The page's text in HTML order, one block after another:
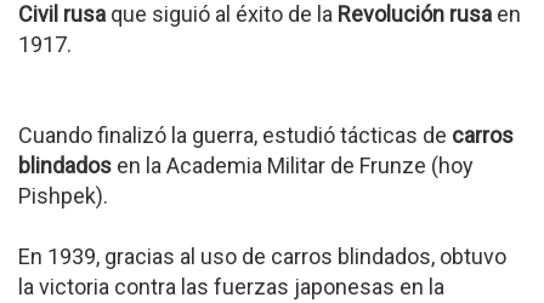
Civil rusa que siguió al éxito de la Revolución rusa en
1917.
Cuando finalizó la guerra, estudió tácticas de carros
blindados en la Academia Militar de Frunze (hoy
Pishpek).
En 1939, gracias al uso de carros blindados, obtuvo
la victoria contra las fuerzas japonesas en la